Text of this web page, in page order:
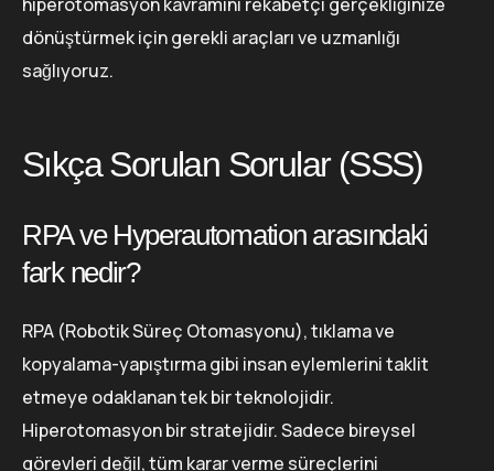
dönüştürmek için gerekli araçları ve uzmanlığı
sağlıyoruz.
Sıkça Sorulan Sorular (SSS)
RPA ve Hyperautomation arasındaki
fark nedir?
RPA (Robotik Süreç Otomasyonu), tıklama ve
kopyalama-yapıştırma gibi insan eylemlerini taklit
etmeye odaklanan tek bir teknolojidir.
Hiperotomasyon bir stratejidir. Sadece bireysel
görevleri değil, tüm karar verme süreçlerini